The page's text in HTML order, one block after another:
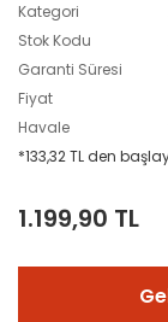
Kategori
Stok Kodu
Garanti Süresi
Fiyat
Havale
*133,32 TL den
1.199,90 TL